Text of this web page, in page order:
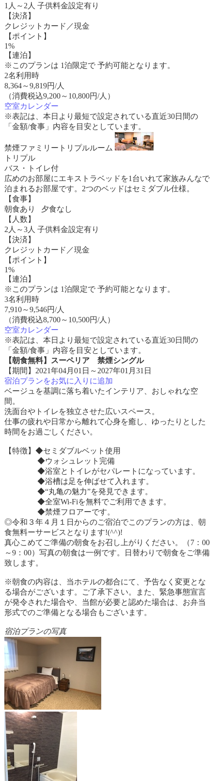
1人～2人 子供料金設定有り
【決済】
クレジットカード／現金
【ポイント】
1%
【連泊】
※このプランは 1泊限定で 予約可能となります。
2名利用時
8,364～9,819円/人
（消費税込9,200～10,800円/人）
空室カレンダー
※表記は、本日より最短で設定されている直近30日間の
「金額/食事」内容を目安としています。
禁煙ファミリートリプルルーム
トリプル
バス・トイレ付
広めのお部屋にエキストラベッドを1台いれて家族みんなで
泊まれるお部屋です。2つのベッドはセミダブル仕様。
【食事】
朝食あり 夕食なし
【人数】
2人～3人 子供料金設定有り
【決済】
クレジットカード／現金
【ポイント】
1%
【連泊】
※このプランは 1泊限定で 予約可能となります。
3名利用時
7,910～9,546円/人
（消費税込8,700～10,500円/人）
空室カレンダー
※表記は、本日より最短で設定されている直近30日間の
「金額/食事」内容を目安としています。
【朝食無料】スーペリア 禁煙シングル
【期間】2021年04月01日～2027年01月31日
宿泊プランをお気に入りに追加
ベージュを基調に落ち着いたインテリア、おしゃれな空
間。
洗面台やトイレを独立させた広いスペース。
仕事の疲れや日常から離れて心身を癒し、ゆったりとした
時間をお過ごしください。
【特徴】◆セミダブルベット使用
◆ウォシュレット完備
◆浴室とトイレがセパレートになっています。
◆浴槽は足を伸ばせて入れます。
◆“丸亀の魅力”を発見できます。
◆全室Wi-Fiを無料でご利用できます。
◆禁煙フロアーです。
◎令和３年４月１日からのご宿泊でこのプランの方は、朝
食無料ーサービスとなります!(^^)!
真心こめてご準備の朝食をお召し上がりください。（7：00
～9：00）写真の朝食は一例です。日替わりで朝食をご準備
致します。
※朝食の内容は、当ホテルの都合にて、予告なく変更とな
る場合がございます。ご了承下さい。また、緊急事態宣言
が発令された場合や、当館が必要と認めた場合は、お弁当
形式でのご準備となる場合もございます。
宿泊プランの写真